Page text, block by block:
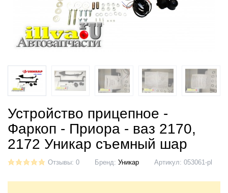
Устройство прицепное -
Фаркоп - Приора - ваз 2170,
2172 Уникар съемный шар
Отзывы: 0 Бренд: Уникар Артикул: 053061-pl